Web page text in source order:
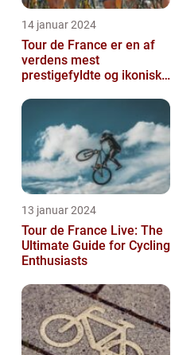
14 januar 2024
Tour de France er en af
verdens mest
prestigefyldte og ikoniske
millioner a...
13 januar 2024
Tour de France Live: The
Ultimate Guide for Cycling
Enthusiasts